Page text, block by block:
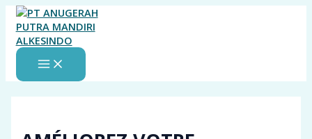
Skip
content
MENU